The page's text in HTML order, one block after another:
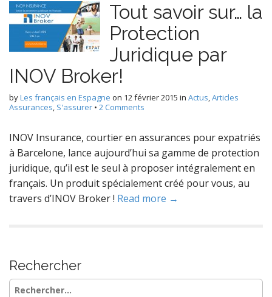
Tout savoir sur… la
Protection
Juridique par
INOV Broker!
byLes français en Espagne on 12 février 2015 in Actus,Articles
Assurances, S'assurer • 2 Comments
INOV Insurance, courtier en assurances pour expatriés
à Barcelone, lance aujourd’hui sa gamme de protection
juridique, qu’il est le seul à proposer intégralement en
français. Un produit spécialement créé pour vous, au
travers d’INOV Broker ! Read more →
Rechercher
Rechercher :